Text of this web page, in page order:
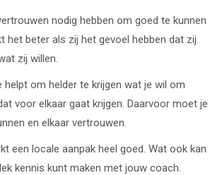
nodig hebben om goed te kunnen
het beter als zij het gevoel hebben dat zij
zij willen.
om helder te krijgen wat je wil om
voor elkaar gaat krijgen. Daarvoor moet je
en elkaar vertrouwen.
een locale aanpak heel goed. Wat ook kan
kennis kunt maken met jouw coach.